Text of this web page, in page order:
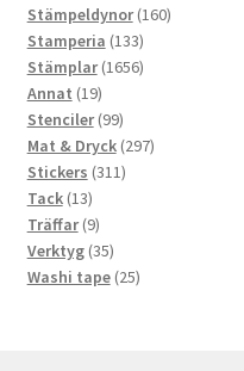
produkter
Stämpeldynor 160160
Stamperia 133133
produkter
Stämplar 16561656
Annat 1919
produkter
Stenciler 9999
produkter
Mat & Dryck 297297
Stickers 311311
Tack 1313
produkter
Träffar 99
produkter
Verktyg 3535
produkter
Washi tape 2525